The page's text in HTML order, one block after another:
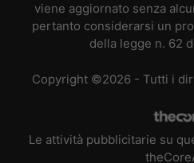
viene aggiornato senza
pertanto considerarsi un
della legge n. 62
Copyright ©2026 - Tutti i
Le attività pubblicitarie su